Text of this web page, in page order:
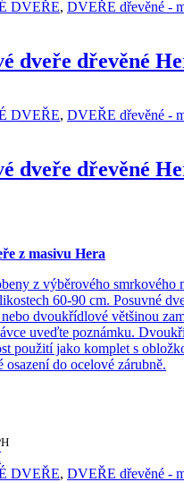
DVEŘE, DVEŘE dřevěné -
dveře dřevěné
DVEŘE, DVEŘE dřevěné -
dveře dřevěné
z masivu Hera
z výběrového smrkového
60-90 cm. Posuvné
dvoukřídlové většinou
uveďte poznámku.
použití jako komplet s
osazení do ocelové zárubně.
DVEŘE, DVEŘE dřevěné -